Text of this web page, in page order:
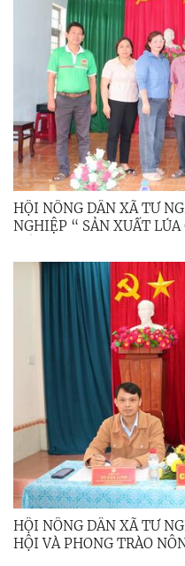
HỘI NÔNG DÂN XÃ TƯ
NGHIỆP “ SẢN XUẤT
HỘI NÔNG DÂN XÃ TƯ
HỘI VÀ PHONG TRÀO